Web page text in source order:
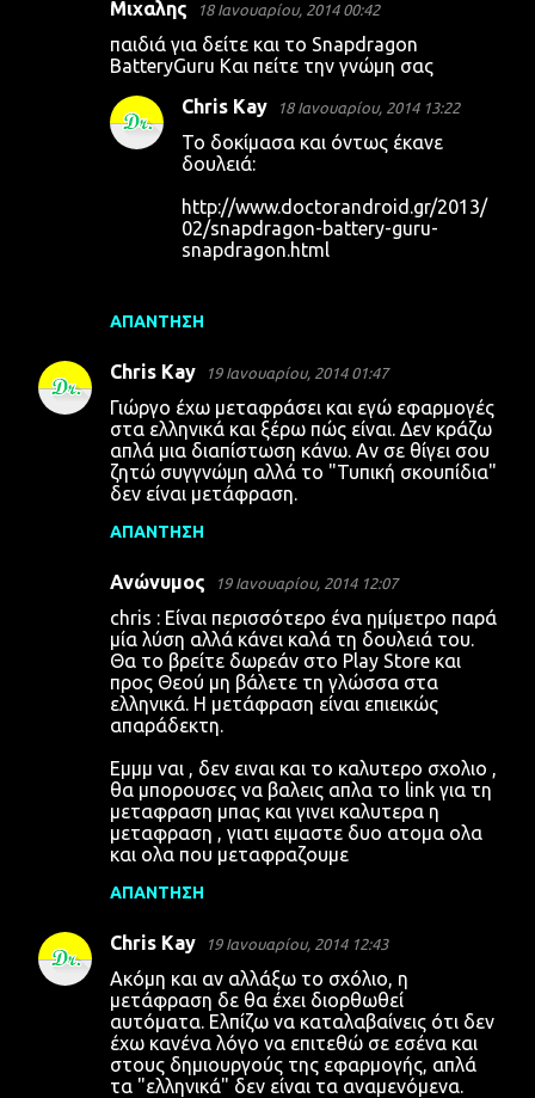
Μιχαλης 18 Ιανουαρίου, 2014 00:42
παιδιά για δείτε και το Snapdragon
BatteryGuru Και πείτε την γνώμη σας
ΑΠΆΝΤΗΣΗ
Chris Kay 18 Ιανουαρίου, 2014 13:22
Το δοκίμασα και όντως έκανε
δουλειά:
http://www.doctorandroid.gr/2013/
02/snapdragon-battery-guru-
snapdragon.html
Chris Kay 19 Ιανουαρίου, 2014 01:47
Γιώργο έχω μεταφράσει και εγώ εφαρμογές
στα ελληνικά και ξέρω πώς είναι. Δεν κράζω
απλά μια διαπίστωση κάνω. Αν σε θίγει σου
ζητώ συγγνώμη αλλά το "Τυπική σκουπίδια"
δεν είναι μετάφραση.
ΑΠΆΝΤΗΣΗ
Ανώνυμος 19 Ιανουαρίου, 2014 12:07
chris : Είναι περισσότερο ένα ημίμετρο παρά
μία λύση αλλά κάνει καλά τη δουλειά του.
Θα το βρείτε δωρεάν στο Play Store και
προς Θεού μη βάλετε τη γλώσσα στα
ελληνικά. Η μετάφραση είναι επιεικώς
απαράδεκτη.
Εμμμ ναι , δεν ειναι και το καλυτερο σχολιο ,
θα μπορουσες να βαλεις απλα το link για τη
μεταφραση μπας και γινει καλυτερα η
μεταφραση , γιατι ειμαστε δυο ατομα ολα
και ολα που μεταφραζουμε
ΑΠΆΝΤΗΣΗ
Chris Kay 19 Ιανουαρίου, 2014 12:43
Ακόμη και αν αλλάξω το σχόλιο, η
μετάφραση δε θα έχει διορθωθεί
αυτόματα. Ελπίζω να καταλαβαίνεις ότι δεν
έχω κανένα λόγο να επιτεθώ σε εσένα και
στους δημιουργούς της εφαρμογής, απλά
τα "ελληνικά" δεν είναι τα αναμενόμενα.